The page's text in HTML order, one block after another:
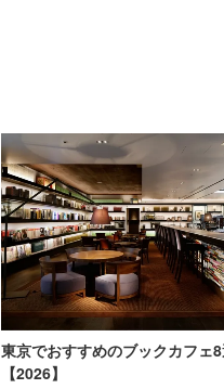
東京でおすすめのブックカフェ
【2026】